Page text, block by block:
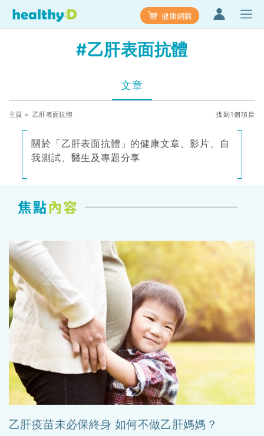
健康網購
#乙肝表面抗體
文章
主頁 > 乙肝表面抗體 找到1個項目
關於「乙肝表面抗體」的健康文章、影片、自
我測試、醫生及專題分享
乙肝疫苗未必保終身 如何不做乙肝媽媽？